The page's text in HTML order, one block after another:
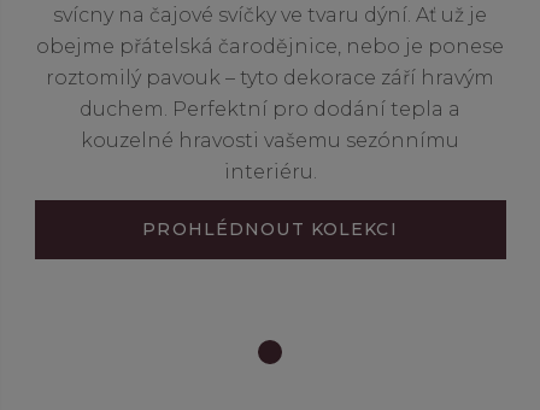
svícny na čajové svíčky ve tvaru dýní. Ať už je
obejme přátelská čarodějnice, nebo je ponese
roztomilý pavouk – tyto dekorace září hravým
duchem. Perfektní pro dodání tepla a
kouzelné hravosti vašemu sezónnímu
interiéru.
PROHLÉDNOUT KOLEKCI